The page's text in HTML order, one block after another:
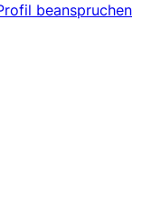
beanspruchen